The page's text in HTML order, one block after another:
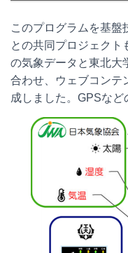
このプログラムを基盤
との共同プロジェクト
の気象データと東北大
合わせ、ウェブコンテ
成しました。GPSなど